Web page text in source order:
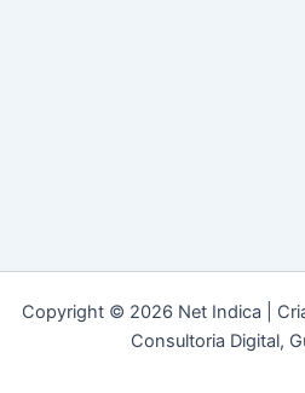
Copyright © 2026 Net Indica |
Consultoria Digital,